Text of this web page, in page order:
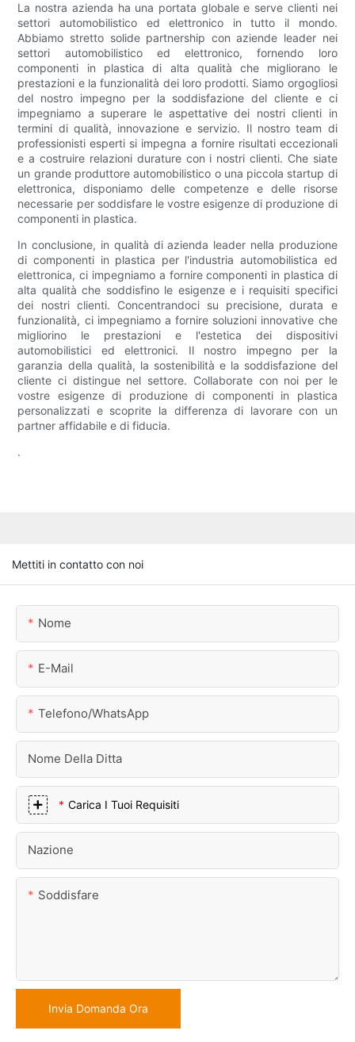
La nostra azienda ha una portata globale e serve clienti nei
settori automobilistico ed elettronico in tutto il mondo.
Abbiamo stretto solide partnership con aziende leader nei
settori automobilistico ed elettronico, fornendo loro
componenti in plastica di alta qualità che migliorano le
prestazioni e la funzionalità dei loro prodotti. Siamo orgogliosi
del nostro impegno per la soddisfazione del cliente e ci
impegniamo a superare le aspettative dei nostri clienti in
termini di qualità, innovazione e servizio. Il nostro team di
professionisti esperti si impegna a fornire risultati eccezionali
e a costruire relazioni durature con i nostri clienti. Che siate
un grande produttore automobilistico o una piccola startup di
elettronica, disponiamo delle competenze e delle risorse
necessarie per soddisfare le vostre esigenze di produzione di
componenti in plastica.
In conclusione, in qualità di azienda leader nella produzione
di componenti in plastica per l'industria automobilistica ed
elettronica, ci impegniamo a fornire componenti in plastica di
alta qualità che soddisfino le esigenze e i requisiti specifici
dei nostri clienti. Concentrandoci su precisione, durata e
funzionalità, ci impegniamo a fornire soluzioni innovative che
migliorino le prestazioni e l'estetica dei dispositivi
automobilistici ed elettronici. Il nostro impegno per la
garanzia della qualità, la sostenibilità e la soddisfazione del
cliente ci distingue nel settore. Collaborate con noi per le
vostre esigenze di produzione di componenti in plastica
personalizzati e scoprite la differenza di lavorare con un
partner affidabile e di fiducia.
.
Mettiti in contatto con noi
Nome
E-Mail
Telefono/WhatsApp
Nome Della Ditta
Carica I Tuoi Requisiti
Nazione
Soddisfare
Invia Domanda Ora